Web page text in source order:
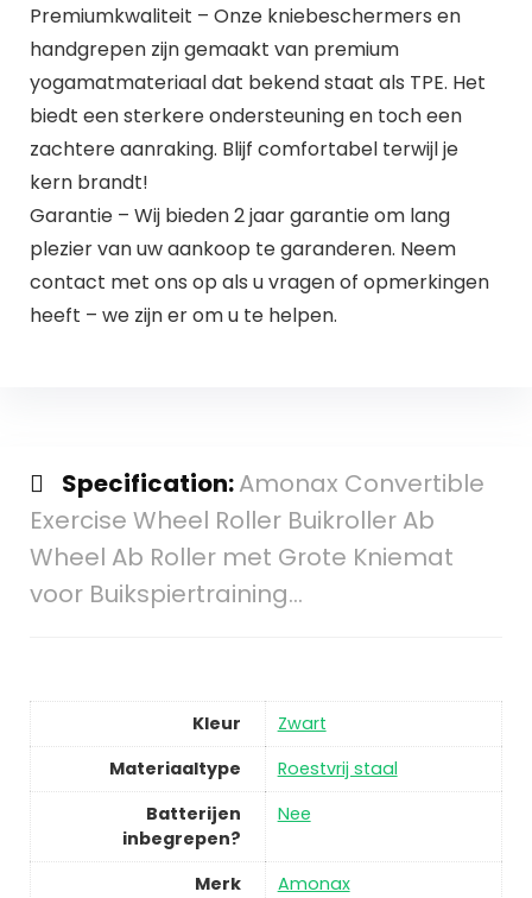
Premiumkwaliteit – Onze kniebeschermers en
handgrepen zijn gemaakt van premium
yogamatmateriaal dat bekend staat als TPE. Het
biedt een sterkere ondersteuning en toch een
zachtere aanraking. Blijf comfortabel terwijl je
kern brandt!
Garantie – Wij bieden 2 jaar garantie om lang
plezier van uw aankoop te garanderen. Neem
contact met ons op als u vragen of opmerkingen
heeft – we zijn er om u te helpen.
Specification:Amonax Convertible
Exercise Wheel Roller Buikroller Ab
Wheel Ab Roller met Grote Kniemat
voor Buikspiertraining…
Kleur
Zwart
Materiaaltype
Roestvrij staal
Batterijen
inbegrepen?
Nee
Merk
Amonax